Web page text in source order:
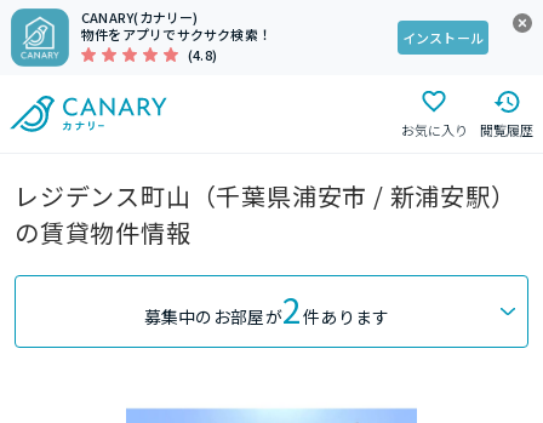
CANARY(カナリー)
物件をアプリでサクサク検索！
(4.8)
インストール
お気に入り 閲覧履歴
レジデンス町山（千葉県浦安市 / 新浦安駅）
の賃貸物件情報
募集中のお部屋が2件あります